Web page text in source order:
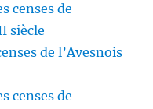
censes de
siècle
de l’Avesnois
censes de